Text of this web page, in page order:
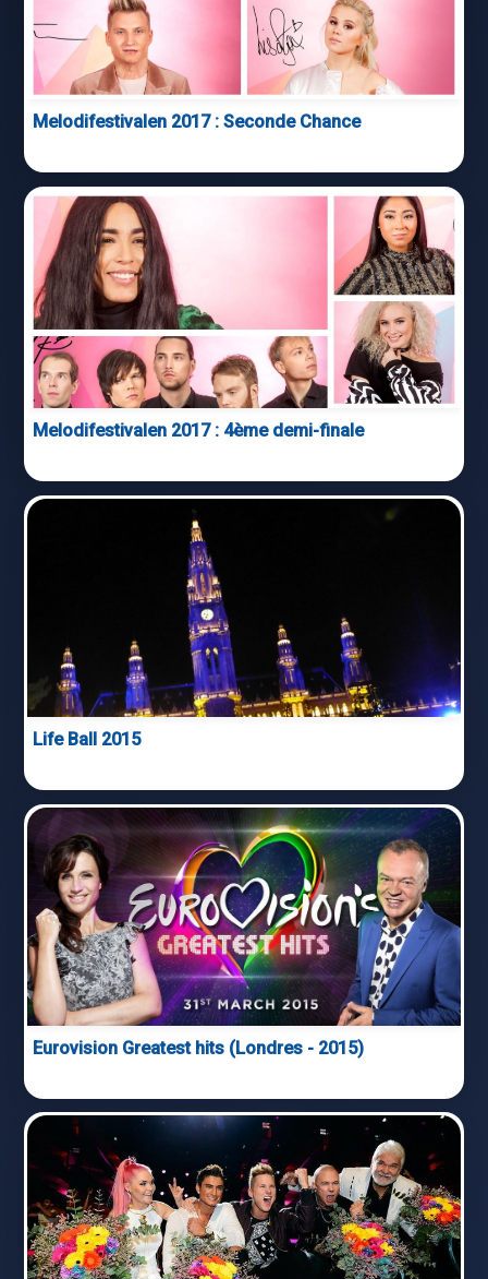
Melodifestivalen 2017 : Seconde Chance
Melodifestivalen 2017 : 4ème demi-finale
Life Ball 2015
Eurovision Greatest hits (Londres - 2015)